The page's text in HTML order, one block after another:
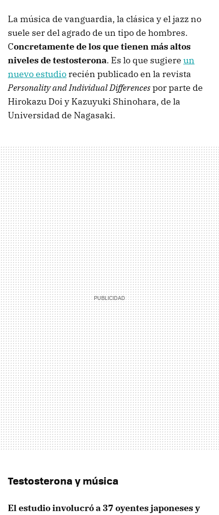
La música de vanguardia, la clásica y el jazz no
suele ser del agrado de un tipo de hombres.
Concretamente de los que tienen más altos
niveles de testosterona. Es lo que sugiere un
nuevo estudio recién publicado en la revista
Personality and Individual Differencespor parte de
Hirokazu Doi y Kazuyuki Shinohara, de la
Universidad de Nagasaki.
Testosterona y música
El estudio involucró a 37 oyentes japoneses y